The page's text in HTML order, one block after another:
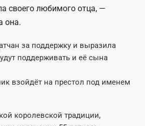
своего любимого отца, —
она.
за поддержку и выразила
поддерживать и её сына
взойдёт на престол под именем
королевской традиции,